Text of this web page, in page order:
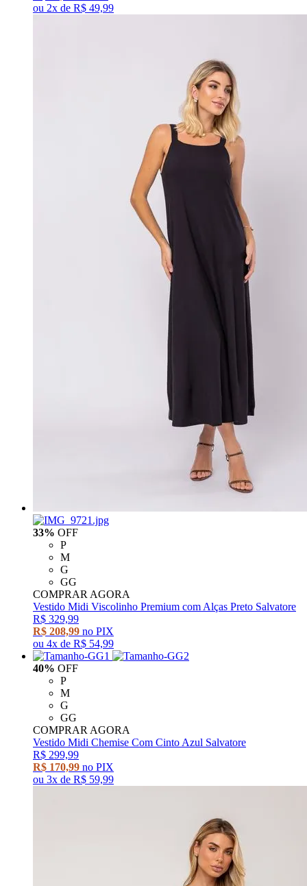
ou 2x de R$ 49,99
33% OFF
P
M
G
GG
COMPRAR AGORA
Vestido Midi Viscolinho Premium com Alças Preto Salvatore
R$ 329,99
R$ 208,99 no PIX
ou 4x de R$ 54,99
40% OFF
P
M
G
GG
COMPRAR AGORA
Vestido Midi Chemise Com Cinto Azul Salvatore
R$ 299,99
R$ 170,99 no PIX
ou 3x de R$ 59,99